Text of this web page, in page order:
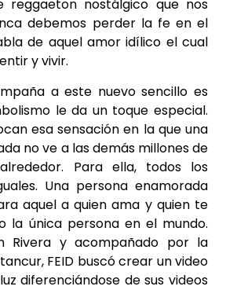
reggaeton nostálgico que nos
debemos perder la fe en el
de aquel amor idílico el cual
y vivir.
a este nuevo sencillo es
le da un toque especial.
esa sensación en la que una
no ve a las demás millones de
Para ella, todos los
Una persona enamorada
aquel a quien ama y quien te
la única persona en el mundo.
Rivera y acompañado por la
FEID buscó crear un video
diferenciándose de sus videos